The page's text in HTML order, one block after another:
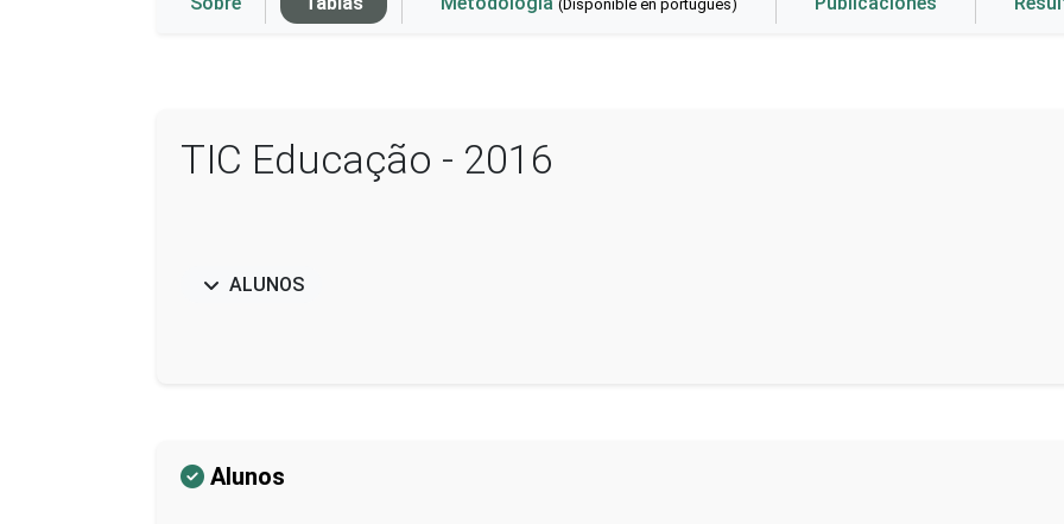
(Disponible en portugués)
TIC Educação - 2016
ALUNOS
Alunos